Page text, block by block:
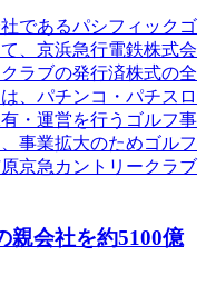
であるパシフィックゴ
、京浜急行電鉄株式会
ラブの発行済株式の全
、パチンコ・パチスロ
・運営を行うゴルフ事
事業拡大のためゴルフ
京急カントリークラブ
親会社を約5100億